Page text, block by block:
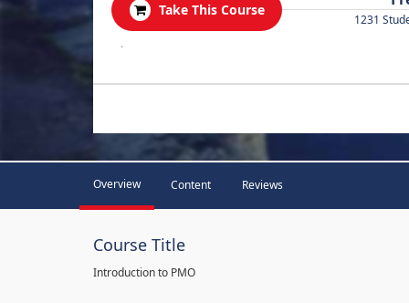
Take This Course
1231
.
Overview Content Reviews
Course Title
Introduction to PMO